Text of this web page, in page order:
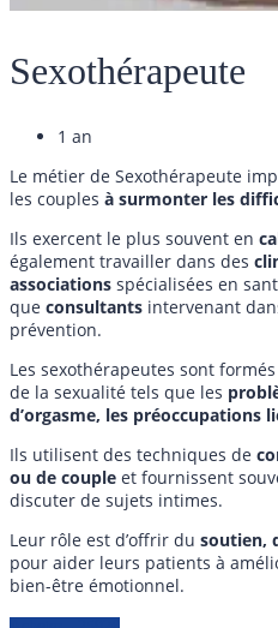
Sexothérapeute
1 an
Le métier de Sexothérapeute
les couples à surmonter les
Ils exercent le plus souvent en
également travailler dans des
associations spécialisées en
que consultants intervenant
prévention.
Les sexothérapeutes sont
de la sexualité tels que les
d’orgasme, les préoccupations
Ils utilisent des techniques de
ou de couple et fournissent
discuter de sujets intimes.
Leur rôle est d’offrir du soutien,
pour aider leurs patients à
bien-être émotionnel.